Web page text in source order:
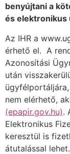
benyújtani a
és elektronikus
Az IHR a
érhető el. A
Azonosítási
után
nem elérhető,
(epapir.gov.hu).
Elektronikus
keresztül is
átutalással lehet.